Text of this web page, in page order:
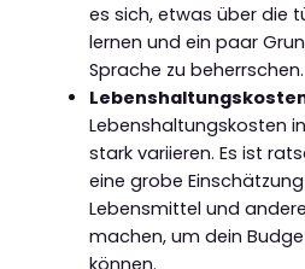
es sich, etwas über die
lernen und ein paar
Sprache zu beherrschen.
Lebenshaltungskosten
stark variieren. Es ist
eine grobe
Lebensmittel und
machen, um dein
können.